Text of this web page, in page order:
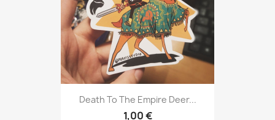
Death To The Empire Deer...
1,00 €